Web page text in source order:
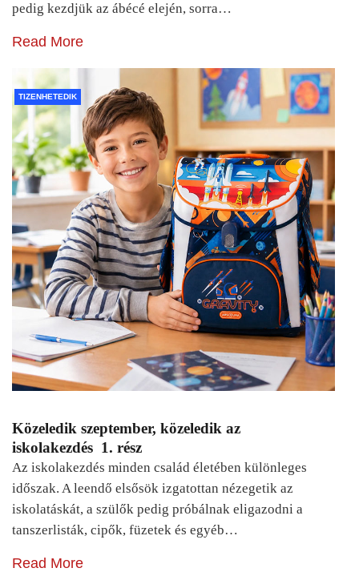
pedig kezdjük az ábécé elején, sorra…
Read More
TIZENHETEDIK
Közeledik szeptember, közeledik az
iskolakezdés 1. rész
Az iskolakezdés minden család életében különleges
időszak. A leendő elsősök izgatottan nézegetik az
iskolatáskát, a szülők pedig próbálnak eligazodni a
tanszerlisták, cipők, füzetek és egyéb…
Read More